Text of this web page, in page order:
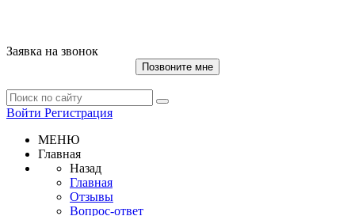
Заявка на звонок
Позвоните мне
Войти Регистрация
МЕНЮ
Главная
Назад
Главная
Отзывы
Вопрос-ответ